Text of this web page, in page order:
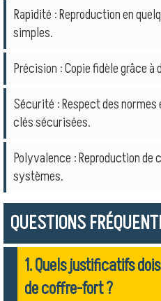
Rapidité : Reproduction en
simples.
Précision : Copie fidèle grâce
Sécurité : Respect des
clés sécurisées.
Polyvalence : Reproduction de
systèmes.
QUESTIONS
1. Quels justificatifs
de coffre-fort ?